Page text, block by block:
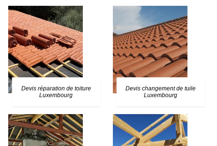
Devis réparation de toiture
Luxembourg
Devis changement de tuile
Luxembourg